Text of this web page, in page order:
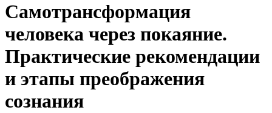
Самотрансформация
человека через покаяние.
Практические рекомендации
и этапы преображения
сознания